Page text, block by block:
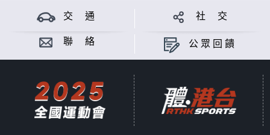
交 通 社 交
聯 絡 公眾回饋